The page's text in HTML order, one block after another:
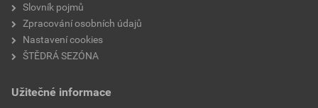
Slovník pojmů
Zpracování osobních údajů
Nastavení cookies
ŠTĚDRÁ SEZÓNA
Užitečné informace